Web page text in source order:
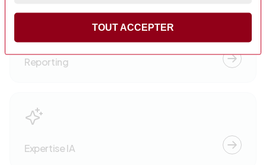
TOUT ACCEPTER
Reporting
Expertise IA